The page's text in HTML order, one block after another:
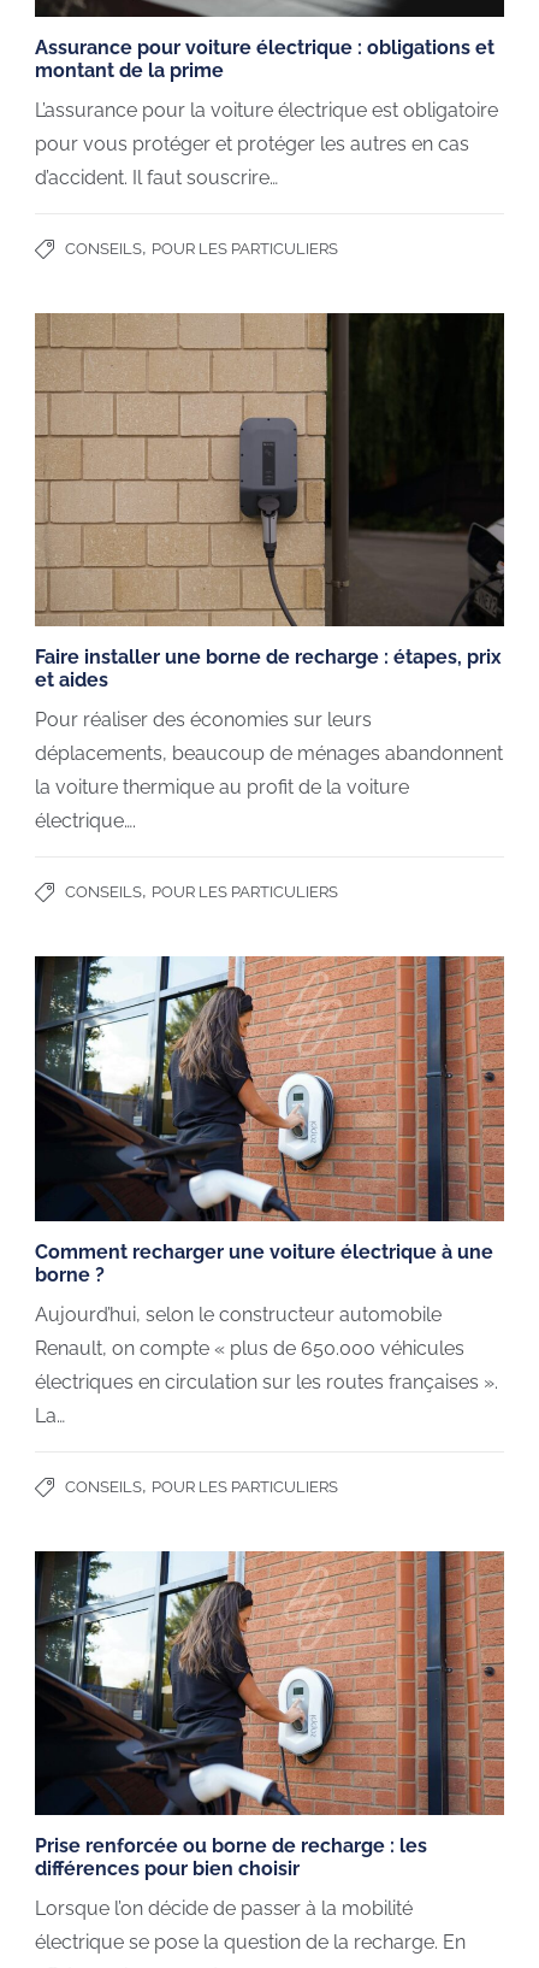
Assurance pour voiture électrique : obligations et
montant de la prime
L’assurance pour la voiture électrique est obligatoire
pour vous protéger et protéger les autres en cas
d’accident. Il faut souscrire…
CONSEILS, POUR LES PARTICULIERS
Faire installer une borne de recharge : étapes, prix
et aides
Pour réaliser des économies sur leurs
déplacements, beaucoup de ménages abandonnent
la voiture thermique au profit de la voiture
électrique….
CONSEILS, POUR LES PARTICULIERS
Comment recharger une voiture électrique à une
borne ?
Aujourd’hui, selon le constructeur automobile
Renault, on compte « plus de 650.000 véhicules
électriques en circulation sur les routes françaises ».
La…
CONSEILS, POUR LES PARTICULIERS
Prise renforcée ou borne de recharge : les
différences pour bien choisir
Lorsque l’on décide de passer à la mobilité
électrique se pose la question de la recharge. En